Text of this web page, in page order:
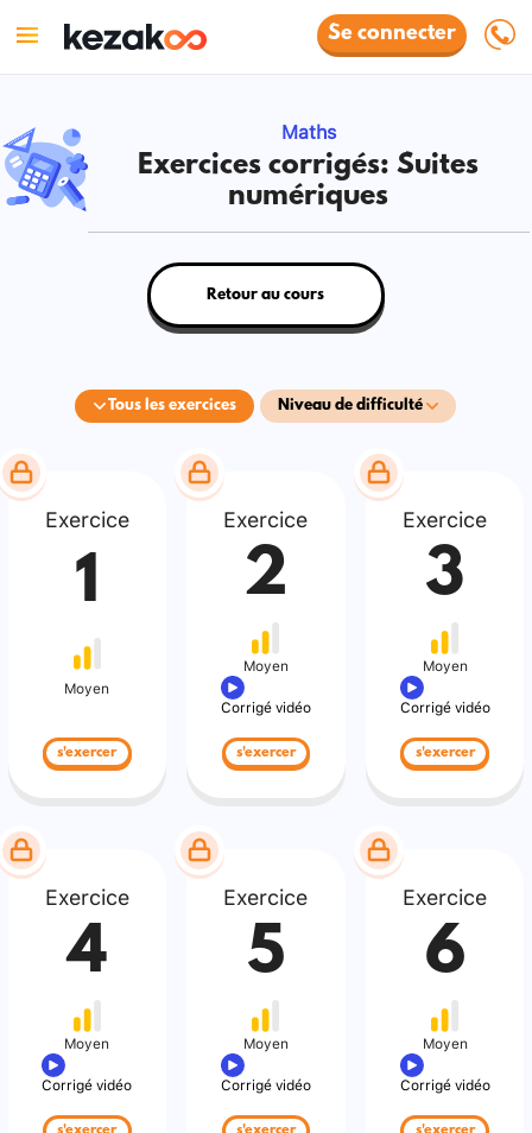
Se connecter
Maths
Exercices corrigés: Suites
numériques
Tous les exercices Niveau de difficulté
Retour au cours
Exercice
1
Moyen
s'exercer
Exercice
2
Moyen
Corrigé vidéo
s'exercer
Exercice
3
Moyen
Corrigé vidéo
s'exercer
Exercice
4
Moyen
Corrigé vidéo
Exercice
5
Moyen
Corrigé vidéo
Exercice
6
Moyen
Corrigé vidéo